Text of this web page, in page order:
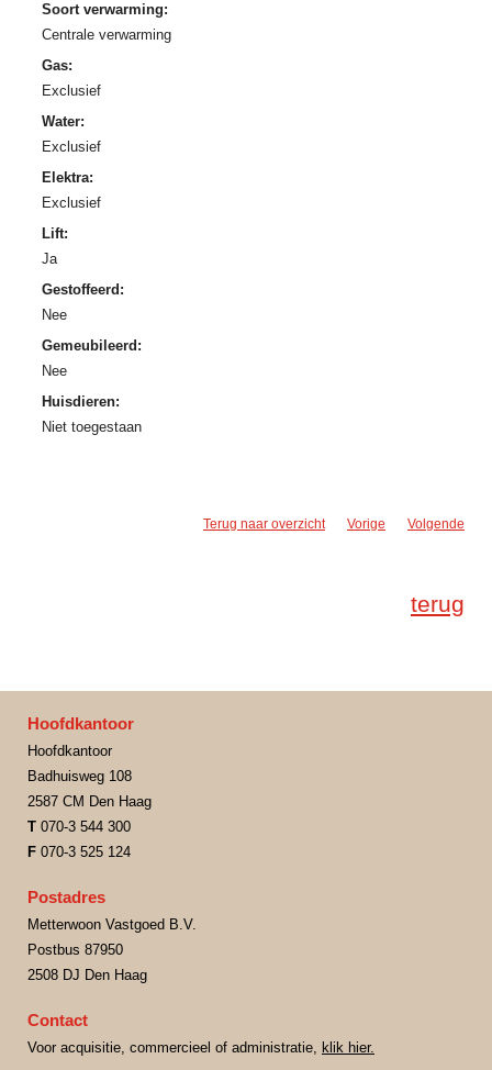
Soort verwarming:
Centrale verwarming
Gas:
Exclusief
Water:
Exclusief
Elektra:
Exclusief
Lift:
Ja
Gestoffeerd:
Nee
Gemeubileerd:
Nee
Huisdieren:
Niet toegestaan
Terug naar overzicht Vorige Volgende
terug
Hoofdkantoor
Hoofdkantoor
Badhuisweg 108
2587 CM Den Haag
T 070-3 544 300
F 070-3 525 124
Postadres
Metterwoon Vastgoed B.V.
Postbus 87950
2508 DJ Den Haag
Contact
Voor acquisitie, commercieel of administratie, klik hier.